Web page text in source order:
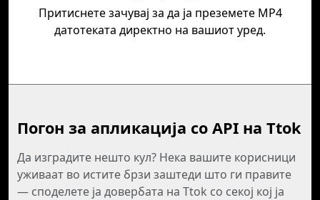
Притиснете зачувај за да ја преземете MP4
датотеката директно на вашиот уред.
Погон за апликација со API на Ttok
Да изградите нешто кул? Нека вашите корисници
уживаат во истите брзи заштеди што ги правите
— споделете ја довербата на Ttok со секој кој ја